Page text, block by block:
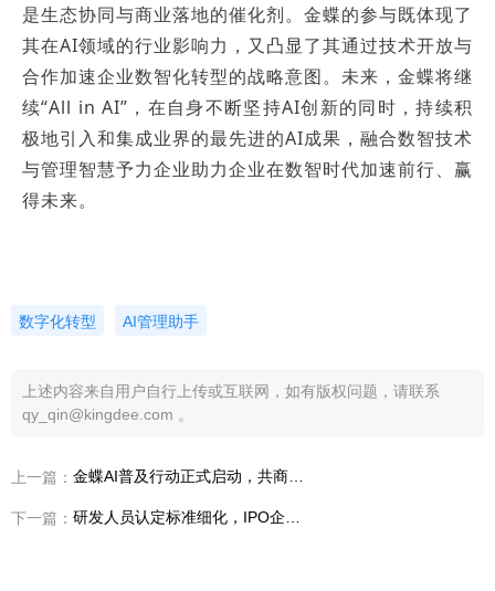
是生态协同与商业落地的催化剂。金蝶的参与既体现了
其在AI领域的行业影响力，又凸显了其通过技术开放与
合作加速企业数智化转型的战略意图。未来，金蝶将继
续“All in AI”，在自身不断坚持AI创新的同时，持续积
极地引入和集成业界的最先进的AI成果，融合数智技术
与管理智慧予力企业助力企业在数智时代加速前行、赢
得未来。
数字化转型 AI管理助手
上述内容来自用户自行上传或互联网，如有版权问题，请联系
qy_qin@kingdee.com 。
上一篇：
下一篇：